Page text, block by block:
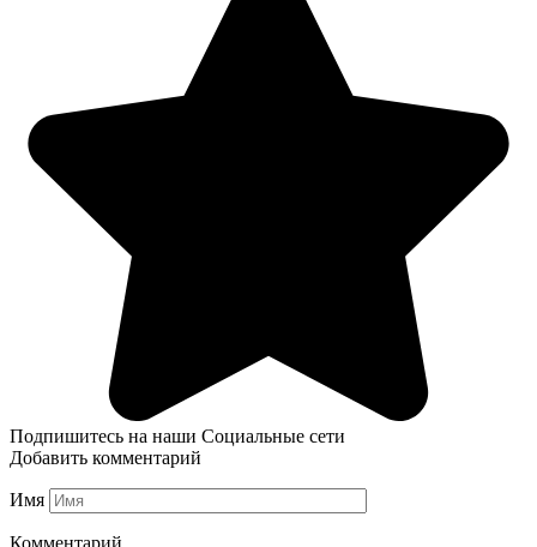
Подпишитесь на наши Социальные сети
Добавить комментарий
Имя
Комментарий